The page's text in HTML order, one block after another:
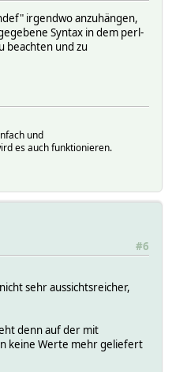
irgendwo anzuhängen,
Syntax in dem perl-
beachten und zu
und
es auch funktionieren.
#6
sehr aussichtsreicher,
denn auf der mit
keine Werte mehr geliefert